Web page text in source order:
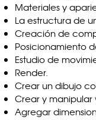
Materiales y
La estructura de
Creación de
Posicionamiento
Estudio de
Render.
Crear un dibujo
Crear y manipular
Agregar